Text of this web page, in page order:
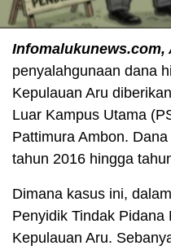
Infomalukunews.com,
penyalahgunaan dana
Kepulauan Aru
Luar Kampus Utama
Pattimura Ambon.
tahun 2016 hingga
Dimana kasus ini,
Penyidik Tindak
Kepulauan Aru.